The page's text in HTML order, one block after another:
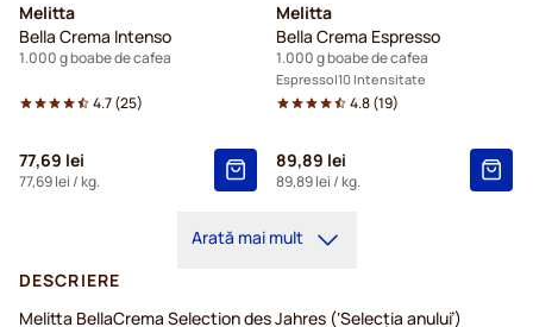
Melitta
Bella Crema Intenso
1.000 g boabe de cafea
4.7(25)
77,69 lei
77,69 lei / kg.
Melitta
Bella Crema Espresso
1.000 g boabe de cafea
Espresso 10 Intensitate
4.8(19)
89,89 lei
89,89 lei / kg.
Arată mai mult
DESCRIERE
Melitta BellaCrema Selection des Jahres (‘Selecția anului’)